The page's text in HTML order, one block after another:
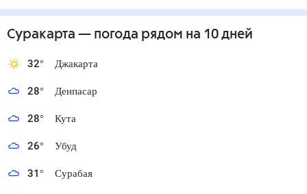
Суракарта — погода рядом на 10 дней
32° Джакарта
28° Денпасар
28° Кута
26° Убуд
31° Сурабая